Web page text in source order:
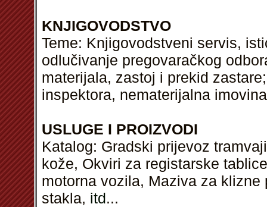
KNJIGOVODSTVO
Teme: Knjigovodstveni servis,
odlučivanje pregovaračkog
materijala, zastoj i prekid
inspektora, nematerijalna
USLUGE I PROIZVODI
Katalog: Gradski prijevoz
kože, Okviri za registarske
motorna vozila, Maziva za
stakla, itd...